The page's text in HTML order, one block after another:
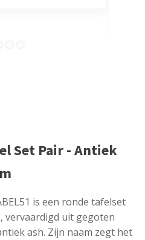
Set Pair - Antiek
is een ronde tafelset
vervaardigd uit gegoten
ash. Zijn naam zegt het